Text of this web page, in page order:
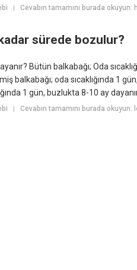
Cevabın tamamını burada
sürede bozulur?
Bütün balkabağı; Oda
balkabağı; oda sıcaklığında 1
1 gün, buzlukta 8-10 ay
Cevabın tamamını burada